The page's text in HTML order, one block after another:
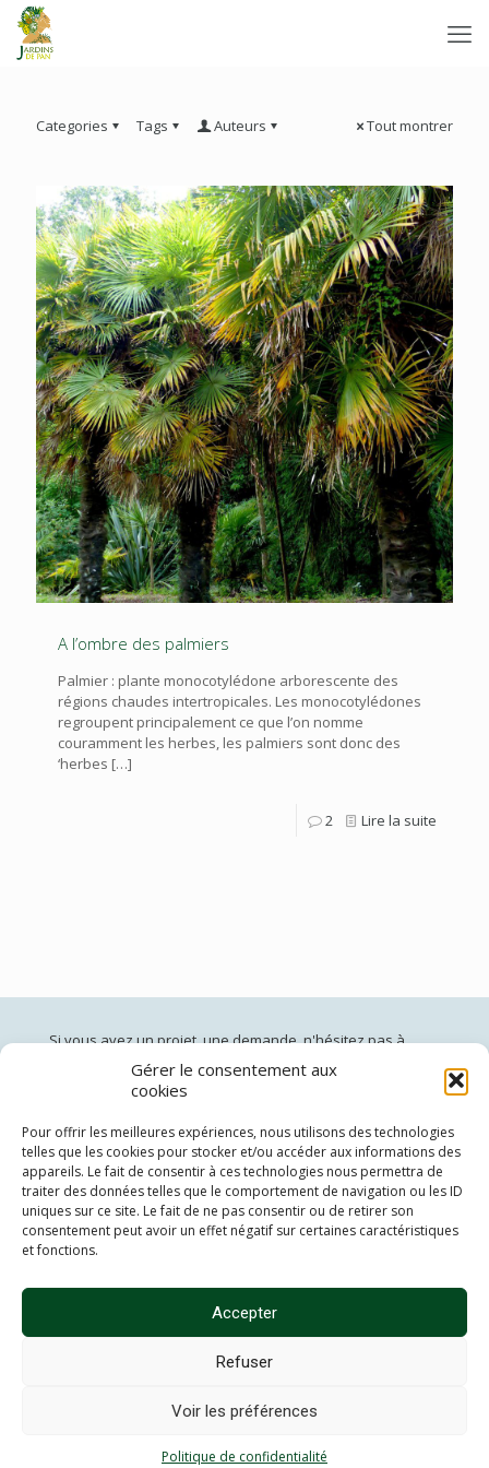
Gérer le consentement aux
cookies
Pour offrir les meilleures expériences, nous utilisons des technologies
telles que les cookies pour stocker et/ou accéder aux informations des
appareils. Le fait de consentir à ces technologies nous permettra de
traiter des données telles que le comportement de navigation ou les ID
uniques sur ce site. Le fait de ne pas consentir ou de retirer son
consentement peut avoir un effet négatif sur certaines caractéristiques
et fonctions.
Accepter
Refuser
Voir les préférences
Politique de confidentialité
Categories Tags Auteurs Tout montrer
A l’ombre des palmiers
Palmier : plante monocotylédone arborescente des
régions chaudes intertropicales. Les monocotylédones
regroupent principalement ce que l’on nomme
couramment les herbes, les palmiers sont donc des
‘herbes […]
2 Lire la suite
Si vous avez un projet, une demande, n'hésitez pas à
nous contacter:
jardinsdepan@gmail.com
Siège social: 19 Côte Vendel 22000 St Brieuc
Adresse de livraison: 37 Chemin des Eaux minérales 22000
St Brieuc
Politique de confidentialite